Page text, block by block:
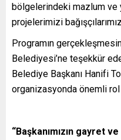
bölgelerindeki mazlum ve
projelerimizi
Programın
Belediyesi’ne teşekkür
Belediye Başkanı Hanifi
organizasyonda önemli rol
“Başkanımızın gayret